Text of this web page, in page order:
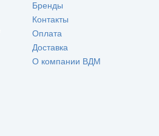
Бренды
Контакты
Оплата
Доставка
О компании ВДМ